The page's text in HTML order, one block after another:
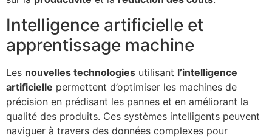
Intelligence artificielle et
apprentissage machine
Les nouvelles technologies utilisant l’intelligence
artificielle permettent d’optimiser les machines de
précision en prédisant les pannes et en améliorant la
qualité des produits. Ces systèmes intelligents peuvent
naviguer à travers des données complexes pour